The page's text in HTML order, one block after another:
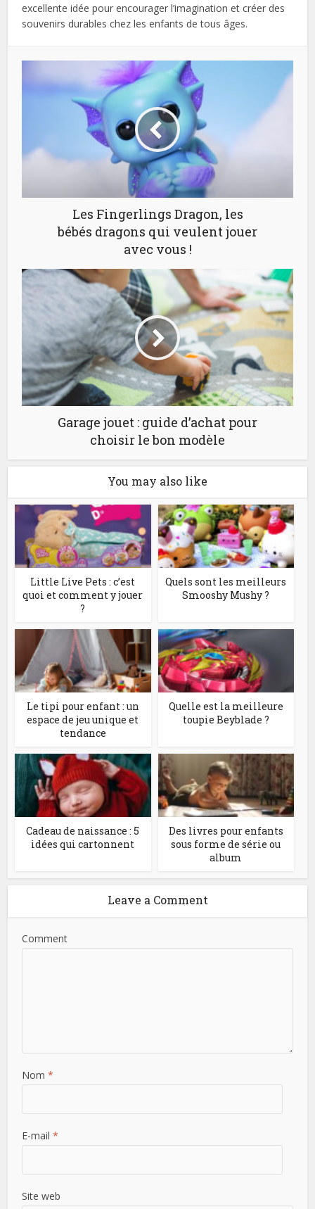
excellente idée pour encourager l’imagination et créer des
souvenirs durables chez les enfants de tous âges.
Les Fingerlings Dragon, les
bébés dragons qui veulent jouer
avec vous !
Garage jouet : guide d’achat pour
choisir le bon modèle
You may also like
Little Live Pets : c’est
quoi et comment y jouer
?
Quels sont les meilleurs
Smooshy Mushy ?
Le tipi pour enfant : un
espace de jeu unique et
tendance
Quelle est la meilleure
toupie Beyblade ?
Cadeau de naissance : 5
idées qui cartonnent
Des livres pour enfants
sous forme de série ou
album
Leave a Comment
Comment
Nom*
E-mail*
Site web